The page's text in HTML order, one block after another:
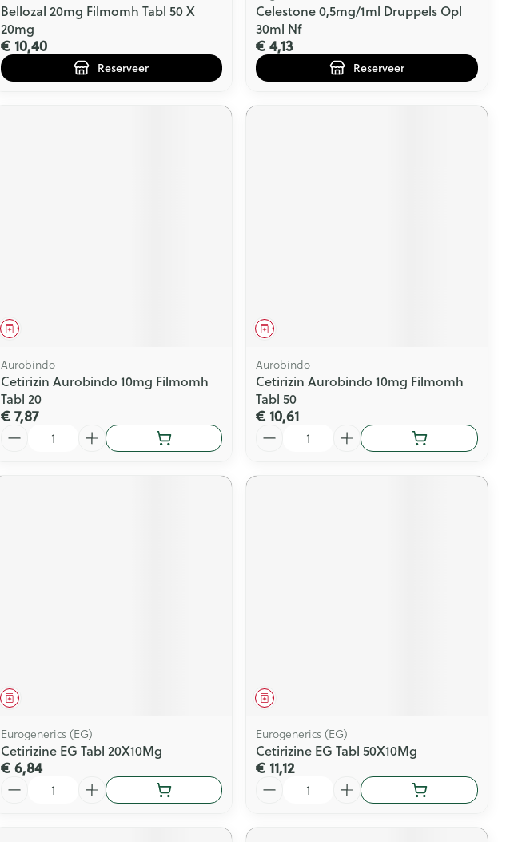
Bellozal 20mg Filmomh Tabl 50 X
20mg
€ 10,40
Reserveer
Celestone 0,5mg/1ml Druppels Opl
30ml Nf
€ 4,13
Reserveer
Geneesmiddel
Aurobindo
Cetirizin Aurobindo 10mg Filmomh
Tabl 20
€ 7,87
Geneesmiddel
Aurobindo
Cetirizin Aurobindo 10mg Filmomh
Tabl 50
€ 10,61
Geneesmiddel
Eurogenerics (EG)
Cetirizine EG Tabl 20X10Mg
€ 6,84
Geneesmiddel
Eurogenerics (EG)
Cetirizine EG Tabl 50X10Mg
€ 11,12